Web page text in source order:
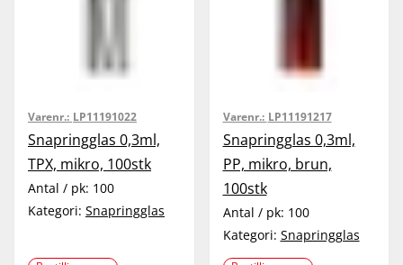
Varenr.: LP11191022
Snapringglas 0,3ml,
TPX, mikro, 100stk
Antal / pk: 100
Kategori: Snapringglas
Varenr.: LP11191217
Snapringglas 0,3ml,
PP, mikro, brun,
100stk
Antal / pk: 100
Kategori: Snapringglas